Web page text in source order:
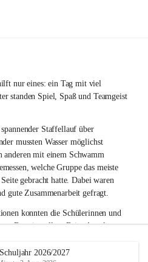
nur eines: ein Tag mit viel
standen Spiel, Spaß und Teamgeist
Staffellauf über
mussten Wasser möglichst
anderen mit einem Schwamm
welche Gruppe das meiste
gebracht hatte. Dabei waren
gute Zusammenarbeit gefragt.
konnten die Schülerinnen und
Beweis stellen. Beim Angeln
gefragt, während beim
Schwämmen Treffsicherheit
2026/2027